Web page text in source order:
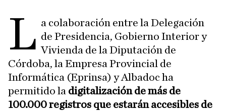
L a colaboración entre la Delegación
de Presidencia, Gobierno Interior y
Vivienda de la Diputación de
Córdoba, la Empresa Provincial de
Informática (Eprinsa) y Albadoc ha
permitido la digitalización de más de
100.000 registros que estarán accesibles de